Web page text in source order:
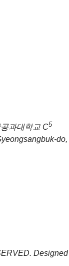
과대학교 C5
do,
Designed